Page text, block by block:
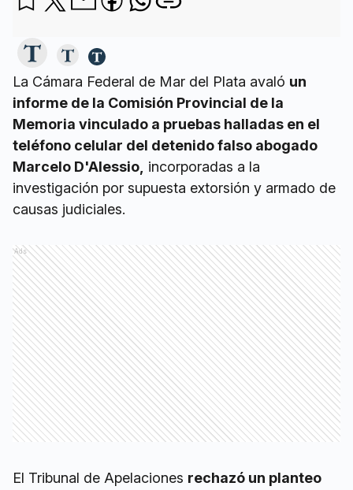
La Cámara Federal de Mar del Plata avaló un
informe de la Comisión Provincial de la
Memoria vinculado a pruebas halladas en el
teléfono celular del detenido falso abogado
Marcelo D'Alessio, incorporadas a la
investigación por supuesta extorsión y armado de
causas judiciales.
Ads
El Tribunal de Apelaciones rechazó un planteo